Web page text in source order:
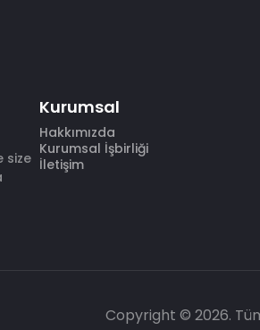
size
Kurumsal
Hakkımızda
Kurumsal İşbirliği
İletişim
Copyright © 2026.